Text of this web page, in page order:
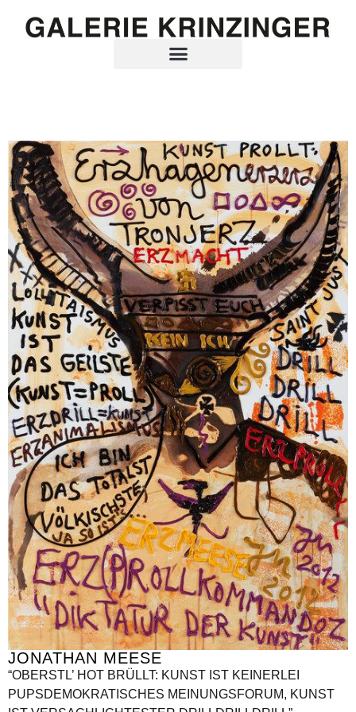
JONATHAN MEESE
“OBERSTL’ HOT BRÜLLT: KUNST IST KEINERLEI
PUPSDEMOKRATISCHES MEINUNGSFORUM, KUNST